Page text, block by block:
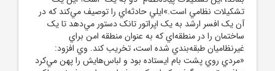
تشکيلات نظامي است.»ايلي حادثه‌اي را توصيف مي‌کند که در
آن يک افسر ارشد به يک اپراتور تانک دستور مي‌دهد تا يک
ساختمان را در منطقه‌اي که به عنوان منطقه امن براي
غيرنظاميان طبقه‌بندي شده است، تخريب کند. وي افزود:
«مردي روي پشت بام ايستاده بود و لباس‌هايش را پهن مي‌کرد